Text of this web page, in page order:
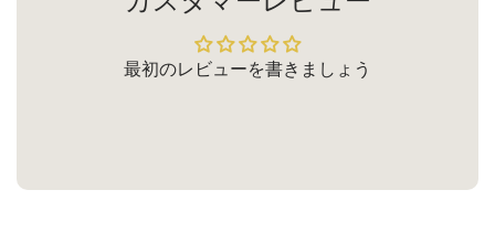
最初のレビューを書きましょう